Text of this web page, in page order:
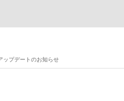
ップデートのお知らせ